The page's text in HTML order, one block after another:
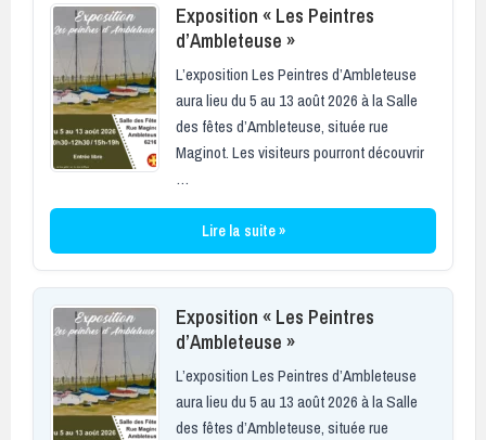
Exposition « Les Peintres
d’Ambleteuse »
L’exposition Les Peintres d’Ambleteuse
aura lieu du 5 au 13 août 2026 à la Salle
des fêtes d’Ambleteuse, située rue
Maginot. Les visiteurs pourront découvrir
…
Lire la suite »
Exposition « Les Peintres
d’Ambleteuse »
L’exposition Les Peintres d’Ambleteuse
aura lieu du 5 au 13 août 2026 à la Salle
des fêtes d’Ambleteuse, située rue